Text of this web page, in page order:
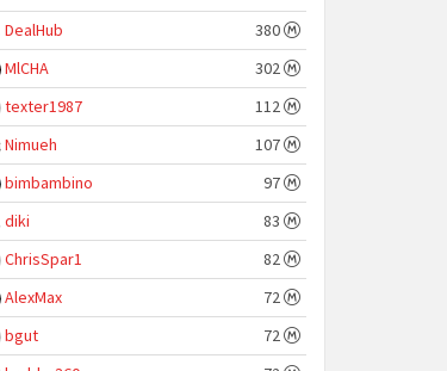
DealHub
380
MlCHA
302
texter1987
112
Nimueh
107
bimbambino
97
diki
83
ChrisSpar1
82
AlexMax
72
bgut
72